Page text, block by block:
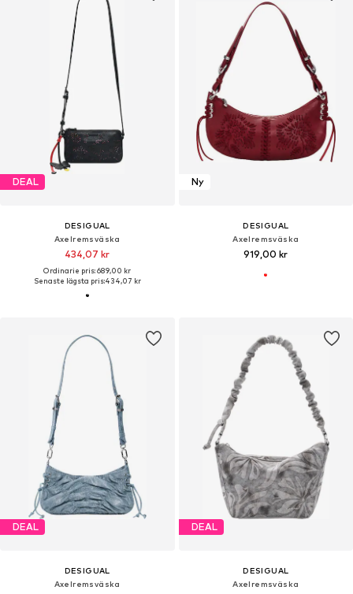
DEAL
DESIGUAL
Axelremsväska
434,07 kr
Ordinarie pris: 689,00 kr
Senaste lägsta pris:434,07 kr
Ny
DESIGUAL
Axelremsväska
919,00 kr
DEAL
DESIGUAL
Axelremsväska
DEAL
DESIGUAL
Axelremsväska